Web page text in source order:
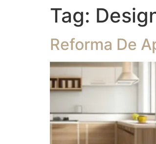
Tag:
Reforma De